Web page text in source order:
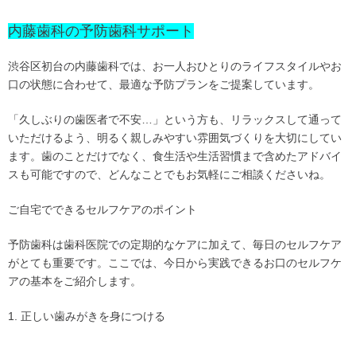
内藤歯科の予防歯科サポート
渋谷区初台の内藤歯科では、お一人おひとりのライフスタイルやお
口の状態に合わせて、最適な予防プランをご提案しています。
「久しぶりの歯医者で不安…」という方も、リラックスして通って
いただけるよう、明るく親しみやすい雰囲気づくりを大切にしてい
ます。歯のことだけでなく、食生活や生活習慣まで含めたアドバイ
スも可能ですので、どんなことでもお気軽にご相談くださいね。
ご自宅でできるセルフケアのポイント
予防歯科は歯科医院での定期的なケアに加えて、毎日のセルフケア
がとても重要です。ここでは、今日から実践できるお口のセルフケ
アの基本をご紹介します。
1. 正しい歯みがきを身につける